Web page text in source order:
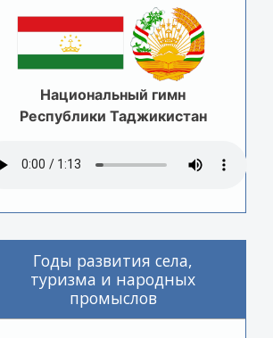
Национальный гимн
Республики Таджикистан
Годы развития села,
туризма и народных
промыслов